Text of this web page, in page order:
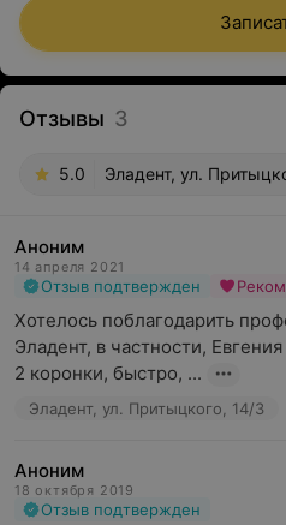
Отзывы 3
5.0 Эладент, ул.
Аноним
14 апреля 2021
Отзыв подтвержден
Хотелось поблагодарить
Эладент, в частности,
2 коронки, быстро, ...
Эладент, ул. Притыцкого, 14/3
Аноним
18 октября 2019
Отзыв подтвержден